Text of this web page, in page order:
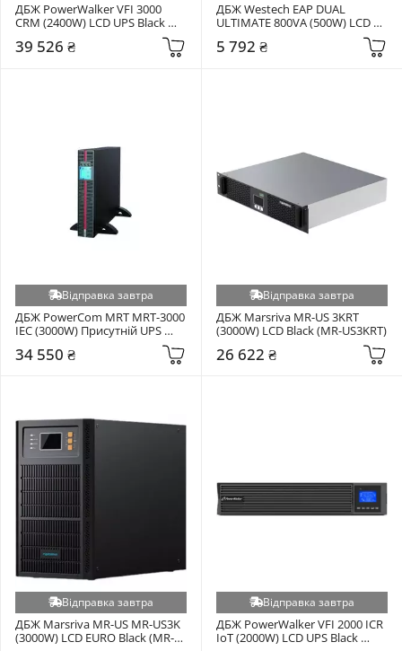
ДБЖ PowerWalker VFI 3000
CRM (2400W) LCD UPS Black
39 526 ₴
ДБЖ Westech EAP DUAL
ULTIMATE 800VA (500W) LCD
SCHUKO (EURO) White/Orange
(WS-EAP-500(800VA) ULTIM)
5 792 ₴
Відправка завтра
ДБЖ PowerCom MRT MRT-3000
IEC (3000W) Присутній UPS
34 550 ₴
Відправка завтра
ДБЖ Marsriva MR-US 3KRT
(3000W) LCD Black (MR-US3KRT)
26 622 ₴
Відправка завтра
ДБЖ Marsriva MR-US MR-US3K
(3000W) LCD EURO Black (MR-
Відправка завтра
ДБЖ PowerWalker VFI 2000 ICR
IoT (2000W) LCD UPS Black